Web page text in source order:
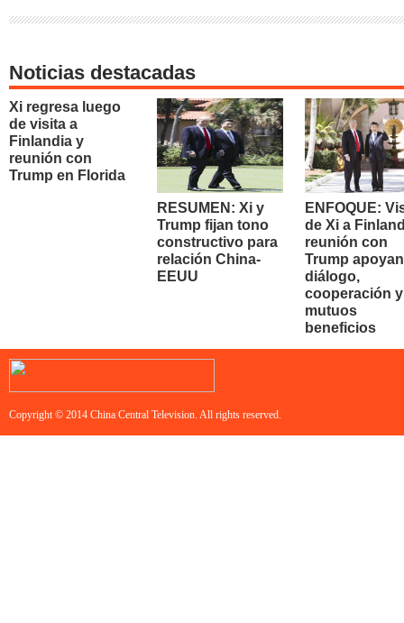
Noticias destacadas
Xi regresa luego
de visita a
Finlandia y
reunión con
Trump en Florida
RESUMEN: Xi y
Trump fijan tono
constructivo para
relación China-
EEUU
ENFOQUE:
de Xi a
reunión con
Trump apoyan
diálogo,
cooperación y
mutuos
beneficios
Copyright © 2014 China Central Television. All rights reserved.